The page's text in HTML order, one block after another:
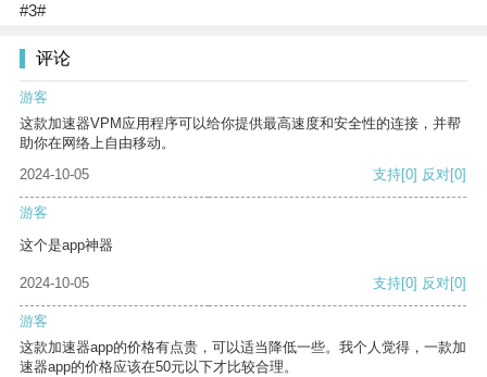
#3#
评论
游客
这款加速器VPM应用程序可以给你提供最高速度和安全性的连接，并帮
助你在网络上自由移动。
2024-10-05
支持[0] 反对[0]
游客
这个是app神器
2024-10-05 支持[0] 反对[0]
游客
这款加速器app的价格有点贵，可以适当降低一些。我个人觉得，一款加
速器app的价格应该在50元以下才比较合理。